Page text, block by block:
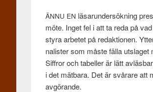
ÄNNU EN läsarun­der­sökn­ing
möte. Inget fel i att ta reda på
styra arbetet på redak­tio­nen.
nal­is­ter som måste fälla utslaget
Siffror och tabeller är lätt
i det mät­bara. Det är svårare att
avgörande.